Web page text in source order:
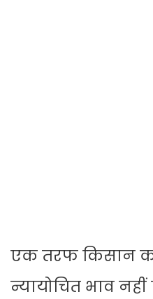
एक तरफ किसान
न्यायोचित भाव